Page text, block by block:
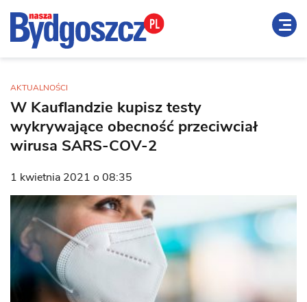
AKTUALNOŚCI
W Kauflandzie kupisz testy
wykrywające obecność przeciwciał
wirusa SARS-COV-2
1 kwietnia 2021 o 08:35